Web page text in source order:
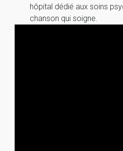
hôpital dédié aux soins
chanson qui soigne.